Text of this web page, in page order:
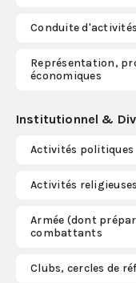
Conduite
Représentation,
économiques
Institutionnel &
Activités politiques
Activités
Armée (dont
combattants
Clubs, cercles de